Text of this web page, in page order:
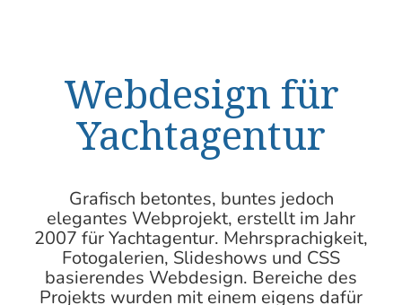
Webdesign für
Yachtagentur
Grafisch betontes, buntes jedoch
elegantes Webprojekt, erstellt im Jahr
2007 für Yachtagentur. Mehrsprachigkeit,
Fotogalerien, Slideshows und CSS
basierendes Webdesign. Bereiche des
Projekts wurden mit einem eigens dafür